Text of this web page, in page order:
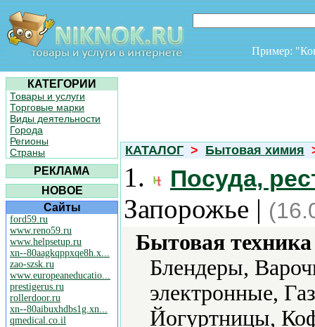
Пример:
КАТЕГОРИИ
Товары и услуги
Торговые марки
Виды деятельности
Города
Регионы
Страны
РЕКЛАМА
НОВОЕ
Сайты
ford59.ru
www.reno59.ru
www.helpsetup.ru
xn--80aagkqppxqe8h.x...
zao-szsk.ru
www.europeaneducatio...
prestigerus.ru
rollerdoor.ru
xn--80aibuxhdbs1g.xn...
qmedical.co.il
КАТАЛОГ > Бытовая химия
1. Посуда,
Запорожье |
Бытовая
Блендеры,
электронные,
Йогуртницы,